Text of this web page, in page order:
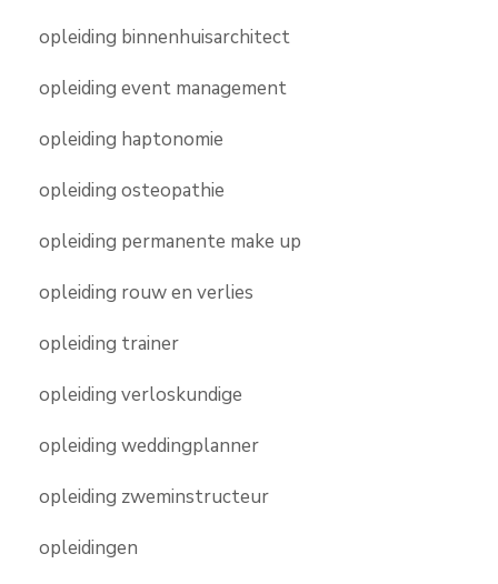
opleiding binnenhuisarchitect
opleiding event management
opleiding haptonomie
opleiding osteopathie
opleiding permanente make up
opleiding rouw en verlies
opleiding trainer
opleiding verloskundige
opleiding weddingplanner
opleiding zweminstructeur
opleidingen